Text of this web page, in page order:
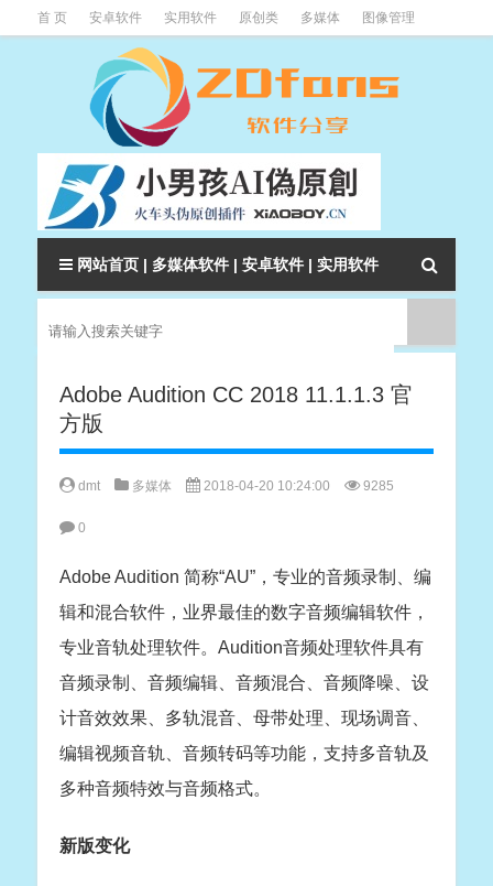
首 页 安卓软件 实用软件 原创类 多媒体 图像管理
下载类
网站首页 | 多媒体软件 | 安卓软件 | 实用软件
Adobe Audition CC 2018 11.1.1.3 官
方版
dmt 多媒体 2018-04-20 10:24:00 9285
0
Adobe Audition 简称“AU”，专业的音频录制、编
辑和混合软件，业界最佳的数字音频编辑软件，
专业音轨处理软件。Audition音频处理软件具有
音频录制、音频编辑、音频混合、音频降噪、设
计音效效果、多轨混音、母带处理、现场调音、
编辑视频音轨、音频转码等功能，支持多音轨及
多种音频特效与音频格式。
新版变化